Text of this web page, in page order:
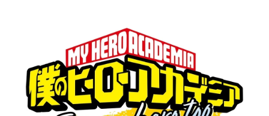
配信・Vtuber トレンド
最新記事一覧
アニメ記事一覧 声優記事一覧